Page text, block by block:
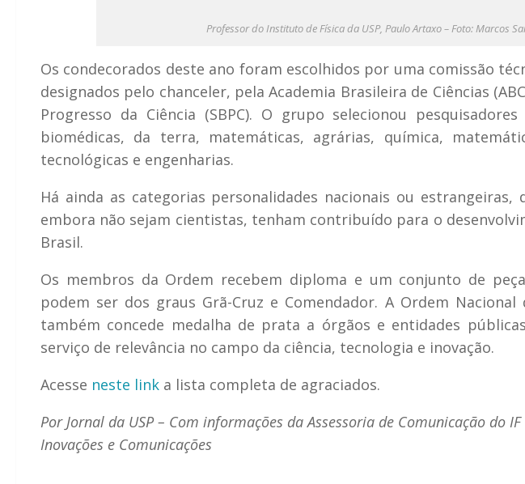
Professor do Instituto de Física da USP, Paulo Artaxo – Foto: Marcos
Os condecorados deste ano foram escolhidos por uma comissão
designados pelo chanceler, pela Academia Brasileira de Ciências
Progresso da Ciência (SBPC). O grupo selecionou
biomédicas, da terra, matemáticas, agrárias, química,
tecnológicas e engenharias.
Há ainda as categorias personalidades nacionais ou estrangeiras,
embora não sejam cientistas, tenham contribuído para o
Brasil.
Os membros da Ordem recebem diploma e um conjunto de
podem ser dos graus Grã-Cruz e Comendador. A Ordem
também concede medalha de prata a órgãos e entidades
serviço de relevância no campo da ciência, tecnologia e inovação.
Acesse neste link a lista completa de agraciados.
Por Jornal da USP – Com informações da Assessoria de Comunicação do
Inovações e Comunicações